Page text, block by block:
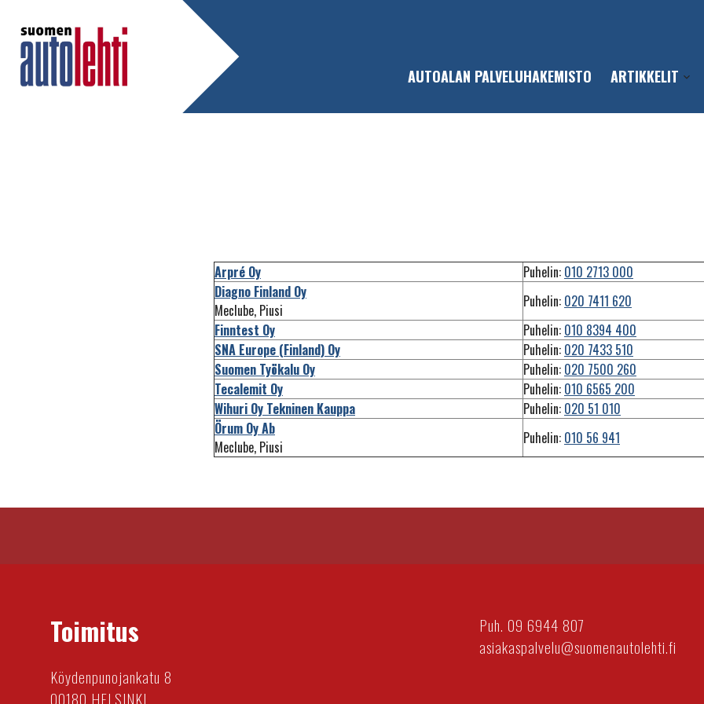
AUTOALAN PALVELUHAKEMISTO ARTIKKELIT
sub-
Arpré Oy Puhelin: 010 2713 000
Diagno Finland Oy
Meclube, Piusi
Puhelin: 020 7411 620
Finntest Oy
Puhelin: 010 8394 400
SNA Europe (Finland) Oy
Puhelin: 020 7433 510
Suomen Työkalu Oy
Puhelin: 020 7500 260
Tecalemit Oy
Puhelin: 010 6565 200
Wihuri Oy Tekninen Kauppa
Puhelin: 020 51 010
Örum Oy Ab
Meclube, Piusi
Puhelin: 010 56 941
Toimitus
Köydenpunojankatu 8
00180 HELSINKI
Puh. 09 6944 807
asiakaspalvelu@suomenautolehti.fi